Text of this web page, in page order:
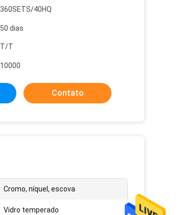
360SETS/40HQ
50 dias
T/T
10000
Contato
Cromo, níquel, escova
Vidro temperado